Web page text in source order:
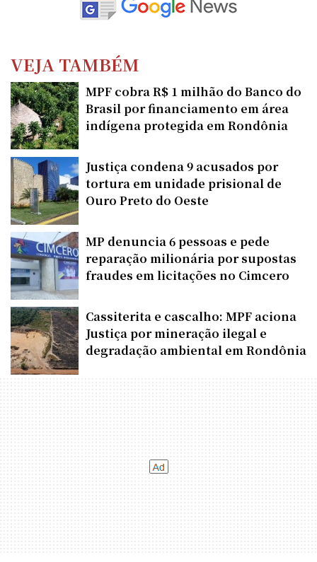
VEJA TAMBÉM
MPF cobra R$ 1 milhão do Banco do
Brasil por financiamento em área
indígena protegida em Rondônia
Justiça condena 9 acusados por
tortura em unidade prisional de
Ouro Preto do Oeste
MP denuncia 6 pessoas e pede
reparação milionária por supostas
fraudes em licitações no Cimcero
Cassiterita e cascalho: MPF aciona
Justiça por mineração ilegal e
degradação ambiental em Rondônia